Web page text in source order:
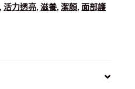
活力透亮, 滋養, 潔顏, 面部護